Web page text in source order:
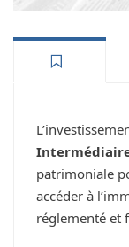
patrimoniale
accéder à
réglementé et